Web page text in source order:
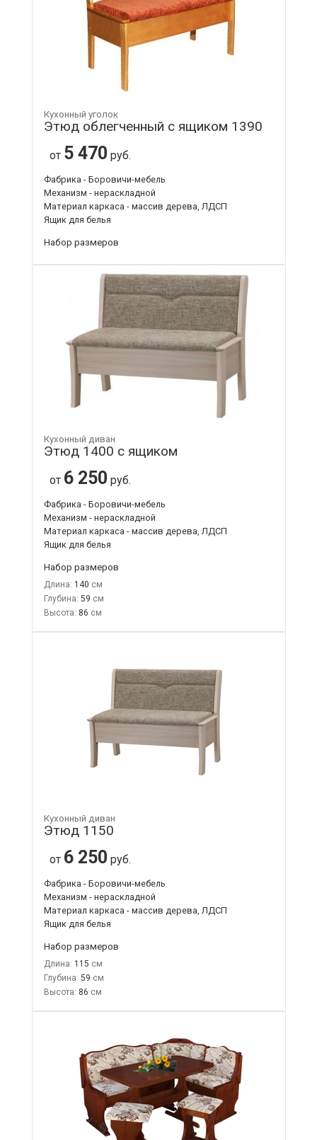
Кухонный уголок
Этюд облегченный с ящиком 1390
от 5 470 руб.
Фабрика - Боровичи-мебель
Механизм - нераскладной
Материал каркаса - массив дерева, ЛДСП
Ящик для белья
Набор размеров
Кухонный диван
Этюд 1400 с ящиком
от 6 250 руб.
Фабрика - Боровичи-мебель
Механизм - нераскладной
Материал каркаса - массив дерева, ЛДСП
Ящик для белья
Набор размеров
Длина: 140
Глубина: 59
Высота: 86
Кухонный диван
Этюд 1150
от 6 250 руб.
Фабрика - Боровичи-мебель
Механизм - нераскладной
Материал каркаса - массив дерева, ЛДСП
Ящик для белья
Набор размеров
Длина: 115
Глубина: 59
Высота: 86